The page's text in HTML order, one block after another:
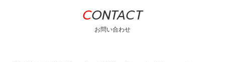
CONTACT
お問い合わせ